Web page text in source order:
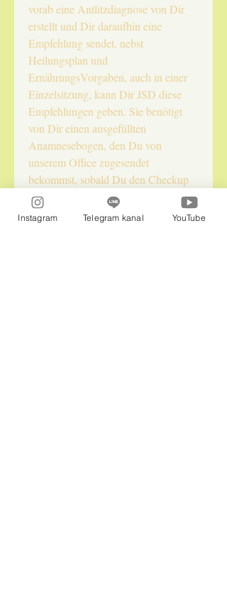
vorab eine Antlitzdiagnose von Dir
erstellt und Dir daraufhin eine
Empfehlung sendet, nebst
Heilungsplan und
ErnährungsVorgaben, auch in einer
Einzelsitzung, kann Dir JSD diese
Empfehlungen geben. Sie benötigt
von Dir einen ausgefüllten
Anamnesebogen, den Du von
unserem Office zugesendet
bekommst, sobald Du den Checkup
online hier im Shop gebucht hast!
Danach erhältst Du unsere
Instagram Telegram kanal YouTube